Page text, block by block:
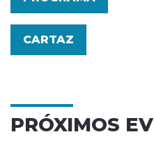
CARTAZ
PRÓXIMOS